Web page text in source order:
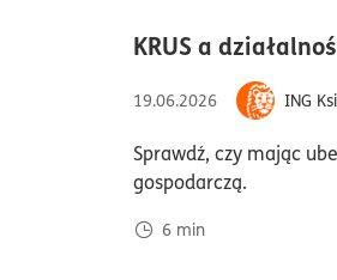
KRUS a
19.06.2026
ING
Sprawdź, czy mając
gospodarczą.
6 min